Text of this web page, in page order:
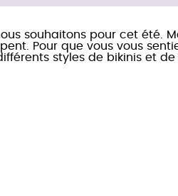
souhaitons pour cet été.
Pour que vous vous
styles de bikinis et